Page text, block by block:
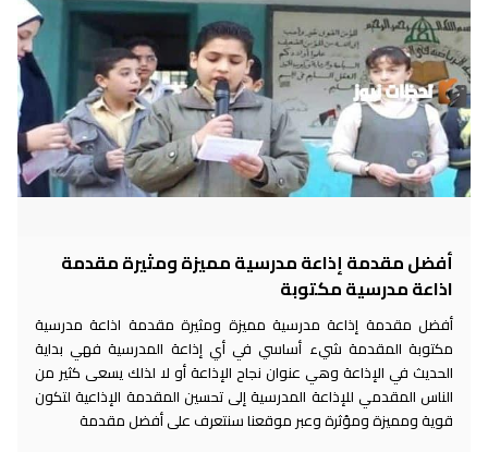
أفضل مقدمة إذاعة مدرسية مميزة ومثيرة مقدمة
اذاعة مدرسية مكتوبة
أفضل مقدمة إذاعة مدرسية مميزة ومثيرة مقدمة اذاعة مدرسية
مكتوبة المقدمة شيء أساسي في أي إذاعة المدرسية فهي بداية
الحديث في الإذاعة وهي عنوان نجاح الإذاعة أو لا لذلك يسعى كثير من
الناس المقدمي للإذاعة المدرسية إلى تحسين المقدمة الإذاعية لتكون
قوية ومميزة ومؤثرة وعبر موقعنا سنتعرف على أفضل مقدمة